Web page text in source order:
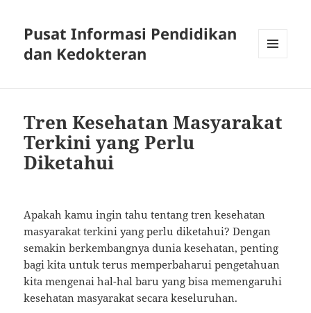
Pusat Informasi Pendidikan
dan Kedokteran
Tren Kesehatan Masyarakat
Terkini yang Perlu
Diketahui
Apakah kamu ingin tahu tentang tren kesehatan
masyarakat terkini yang perlu diketahui? Dengan
semakin berkembangnya dunia kesehatan, penting
bagi kita untuk terus memperbaharui pengetahuan
kita mengenai hal-hal baru yang bisa memengaruhi
kesehatan masyarakat secara keseluruhan.